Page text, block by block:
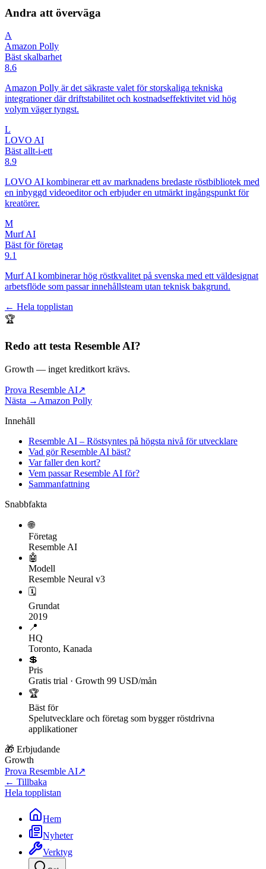
Andra att överväga
A
Amazon Polly
Bäst skalbarhet
8.6
Amazon Polly är det säkraste valet för storskaliga tekniska
integrationer där driftstabilitet och kostnadseffektivitet vid hög
volym väger tyngst.
L
LOVO AI
Bäst allt-i-ett
8.9
LOVO AI kombinerar ett av marknadens bredaste röstbibliotek med
en inbyggd videoeditor och erbjuder en utmärkt ingångspunkt för
kreatörer.
M
Murf AI
Bäst för företag
9.1
Murf AI kombinerar hög röstkvalitet på svenska med ett väldesignat
arbetsflöde som passar innehållsteam utan teknisk bakgrund.
← Hela topplistan
🏆
Redo att testa Resemble AI?
Growth — inget kreditkort krävs.
Prova Resemble AI↗
Nästa → Amazon Polly
Innehåll
Resemble AI – Röstsyntes på högsta nivå för utvecklare
Vad gör Resemble AI bäst?
Var faller den kort?
Vem passar Resemble AI för?
Sammanfattning
Snabbfakta
🌐
Företag
Resemble AI
🤖
Modell
Resemble Neural v3
🗓
Grundat
2019
📍
HQ
Toronto, Kanada
💲
Pris
Gratis trial · Growth 99 USD/mån
🏆
Bäst för
Spelutvecklare och företag som bygger röstdrivna
applikationer
🎁 Erbjudande
Growth
Prova Resemble AI↗
← Tillbaka
Hela topplistan
Hem
Nyheter
Verktyg